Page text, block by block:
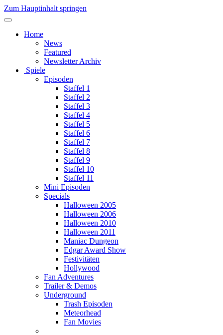
Zum Hauptinhalt springen
Home
News
Featured
Newsletter Archiv
Spiele
Episoden
Staffel 1
Staffel 2
Staffel 3
Staffel 4
Staffel 5
Staffel 6
Staffel 7
Staffel 8
Staffel 9
Staffel 10
Staffel 11
Mini Episoden
Specials
Halloween 2005
Halloween 2006
Halloween 2010
Halloween 2011
Maniac Dungeon
Edgar Award Show
Festivitäten
Hollywood
Fan Adventures
Trailer & Demos
Underground
Trash Episoden
Meteorhead
Fan Movies